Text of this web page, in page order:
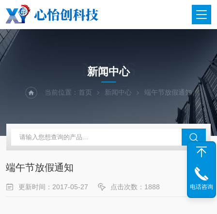
NEWS
新闻中心
当前位置： 首页 新闻中心 端午节放假通知
端午节放假通知
更新时间：2017-05-27 点击次数：1888 电话咨询